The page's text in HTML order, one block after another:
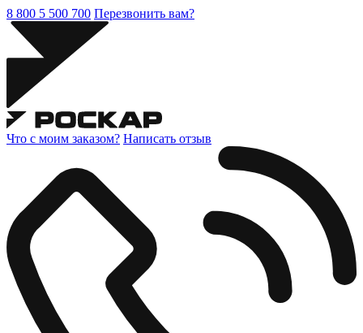
8 800 5 500 700 Перезвонить вам?
Что с моим заказом? Написать отзыв